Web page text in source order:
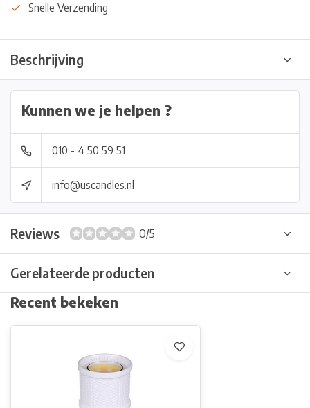
Snelle Verzending
Beschrijving
Kunnen we je helpen ?
010 - 4 50 59 51
info@uscandles.nl
Reviews 0/5
Gerelateerde producten
Recent bekeken